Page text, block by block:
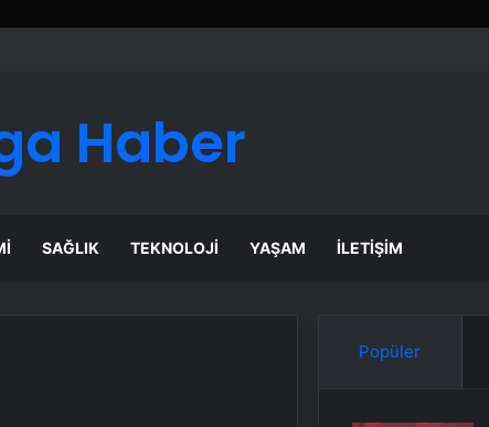
Haber
SAĞLIK TEKNOLOJI YAŞAM İLETIŞIM
Popüler